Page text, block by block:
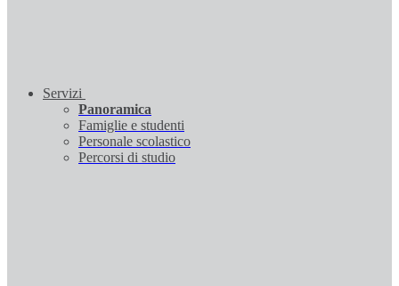
Servizi
Panoramica
Famiglie e studenti
Personale scolastico
Percorsi di studio